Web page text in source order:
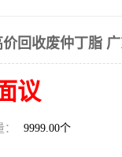
价回收废仲丁脂
议
9999.00个